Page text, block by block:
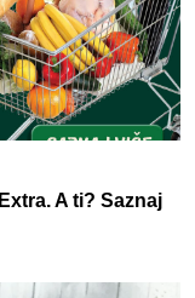
A ti? Saznaj